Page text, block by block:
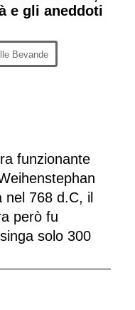
e gli aneddoti
Bevande
funzionante
768 d.C, il
però fu
solo 300